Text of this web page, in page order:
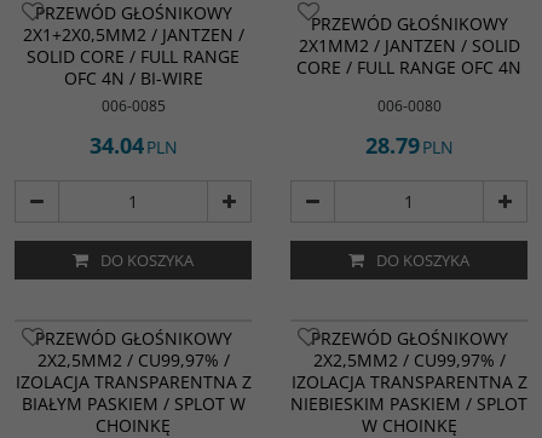
PRZEWÓD GŁOŚNIKOWY
2X1+2X0,5MM2 / JANTZEN /
SOLID CORE / FULL RANGE
OFC 4N / BI-WIRE
006-0085
34.04PLN
DO KOSZYKA
PRZEWÓD GŁOŚNIKOWY
2X1MM2 / JANTZEN / SOLID
CORE / FULL RANGE OFC 4N
006-0080
28.79PLN
DO KOSZYKA
PRZEWÓD GŁOŚNIKOWY
2X2,5MM2 / CU99,97% /
IZOLACJA TRANSPARENTNA Z
BIAŁYM PASKIEM / SPLOT W
CHOINKĘ
PRZEWÓD GŁOŚNIKOWY
2X2,5MM2 / CU99,97% /
IZOLACJA TRANSPARENTNA Z
NIEBIESKIM PASKIEM / SPLOT
W CHOINKĘ